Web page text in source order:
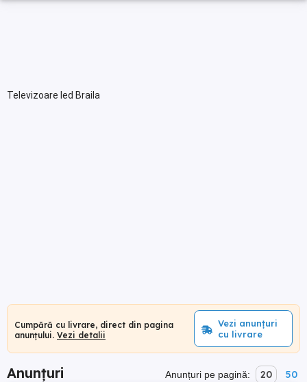
Televizoare led Braila
Cumpără cu livrare, direct din pagina
anunțului. Vezi detalii
Vezi anunțuri
cu livrare
Anunțuri Anunțuri pe pagină: 20 50